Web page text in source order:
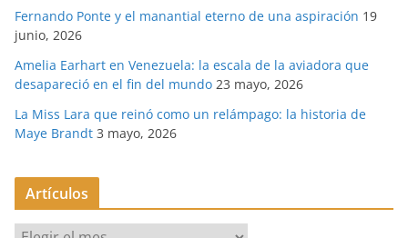
Fernando Ponte y el manantial eterno de una aspiración 19
junio, 2026
Amelia Earhart en Venezuela: la escala de la aviadora que
desapareció en el fin del mundo 23 mayo, 2026
La Miss Lara que reinó como un relámpago: la historia de
Maye Brandt 3 mayo, 2026
Artículos